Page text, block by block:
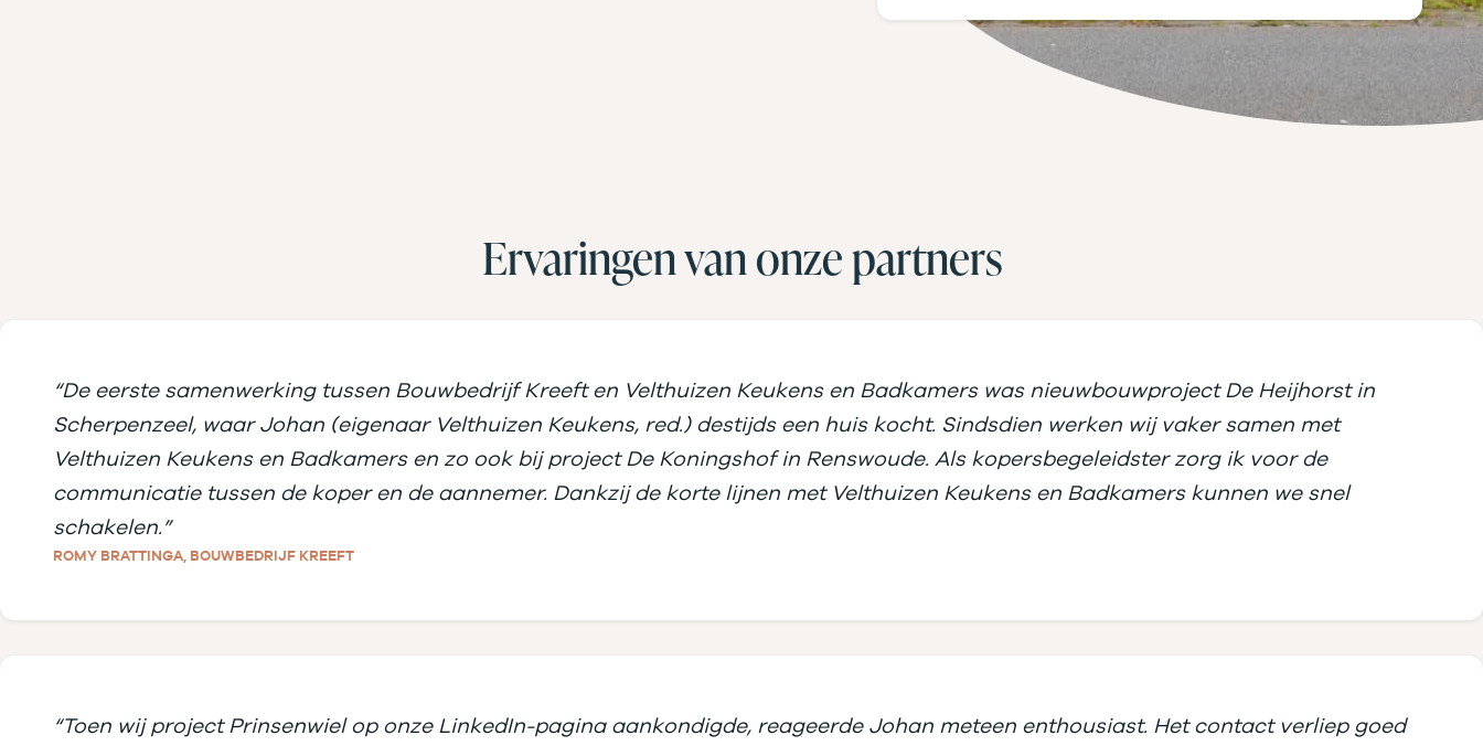
Ervaringen van onze partners
“De eerste samenwerking tussen Bouwbedrijf Kreeft en Velthuizen Keukens en Badkamers was nieuwbouwproject De Heijhorst in
Scherpenzeel, waar Johan (eigenaar Velthuizen Keukens, red.) destijds een huis kocht. Sindsdien werken wij vaker samen met
Velthuizen Keukens en Badkamers en zo ook bij project De Koningshof in Renswoude. Als kopersbegeleidster zorg ik voor de
communicatie tussen de koper en de aannemer. Dankzij de korte lijnen met Velthuizen Keukens en Badkamers kunnen we snel
schakelen.”
ROMY BRATTINGA, BOUWBEDRIJF KREEFT
“Toen wij project Prinsenwiel op onze LinkedIn-pagina aankondigde, reageerde Johan meteen enthousiast. Het contact verliep goed